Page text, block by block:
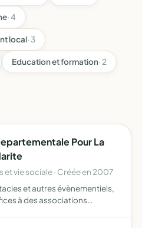
· 4
local· 3
Education et formation· 2
Pour La
et vie sociale · Créée en 2007
et autres évènementiels,
à des associations